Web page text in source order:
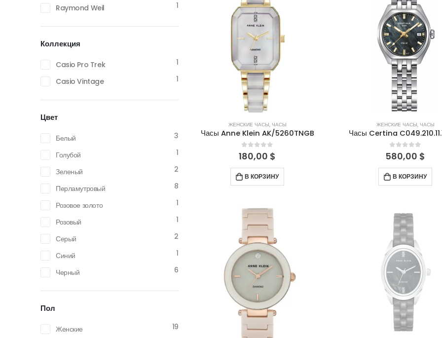
ЖЕНСКИЕ ЧАСЫ, ЧАСЫ
Часы Anne Klein AK/5260TNGB
0out of 5
180,00 $
В КОРЗИНУ
ЖЕНСКИЕ ЧАСЫ, ЧАСЫ
Часы Certina
0out of 5
580,00 $
В КОРЗИНУ
НЕТ В НАЛИЧИИ
Raymond Weil
1
Коллекция
Casio Pro Trek
1
Casio Vintage
1
Цвет
Белый
3
Голубой
1
Зеленый
2
Перламутровый
8
Розовое золото
1
Розовый
1
Серый
2
Синий
1
Черный
6
Пол
Женские
19